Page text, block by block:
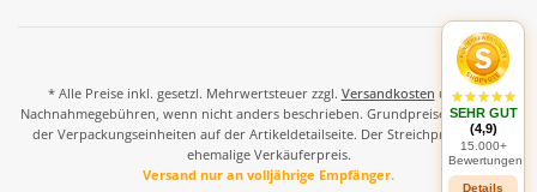
* Alle Preise inkl. gesetzl. Mehrwertsteuer zzgl. Versandkosten und ggf.
Nachnahmegebühren, wenn nicht anders beschrieben. Grundpreise und Preise
der Verpackungseinheiten auf der Artikeldetailseite. Der Streichpreis ist der
ehemalige Verkäuferpreis.
Versand nur an volljährige Empfänger.
SEHR GUT
(4,9)
15.000+
Bewertungen
Details